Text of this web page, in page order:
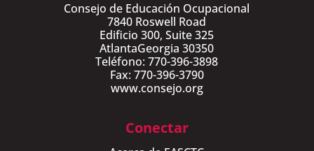
Consejo de Educación Ocupacional
7840 Roswell Road
Edificio 300, Suite 325
AtlantaGeorgia 30350
Teléfono: 770-396-3898
Fax: 770-396-3790
www.consejo.org
Conectar